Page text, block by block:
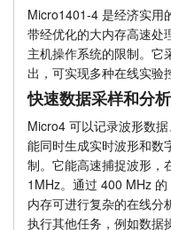
教程
支持
经销商
Micro1401-4 是经济实用
带经优化的大内存高速处
主机操作系统的限制。它
出，可实现多种在线实验
快速数据采样和分析
Micro4 可以记录波形数
能同时生成实时波形和数
制。它能高速捕捉波形，
1MHz。通过 400 MHz
内存可进行复杂的在线分
执行其他任务，例如数据